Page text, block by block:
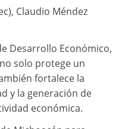
Claudio Méndez
Desarrollo Económico,
solo protege un
fortalece la
y la generación de
económica.